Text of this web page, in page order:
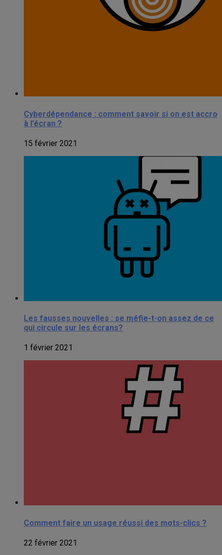
Cyberdépendance : comment savoir si on est accro
à l’écran ?
15 février 2021
Les fausses nouvelles : se méfie-t-on assez de ce
qui circule sur les écrans?
1 février 2021
Comment faire un usage réussi des mots-clics ?
22 février 2021